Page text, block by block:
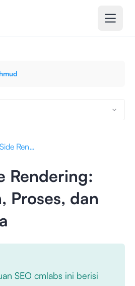
Server Side Rendering: Pengertian, Proses, dan Manfaatnya
Rendering:
Proses, dan
SEO cmlabs ini berisi